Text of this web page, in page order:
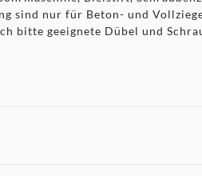
sind nur für Beton- und
bitte geeignete Dübel und